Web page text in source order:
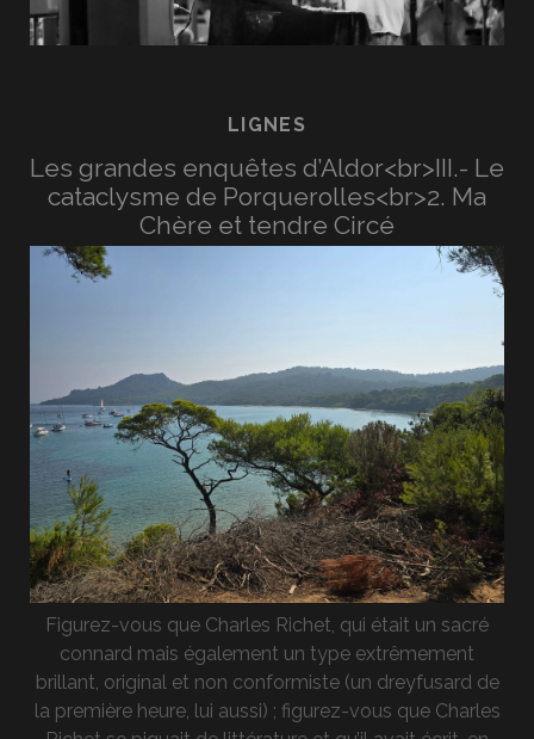
LIGNES
Les grandes enquêtes d’Aldor<br>III.- Le
cataclysme de Porquerolles<br>2. Ma
Chère et tendre Circé
Figurez-vous que Charles Richet, qui était un sacré
connard mais également un type extrêmement
brillant, original et non conformiste (un dreyfusard de
la première heure, lui aussi) ; figurez-vous que Charles